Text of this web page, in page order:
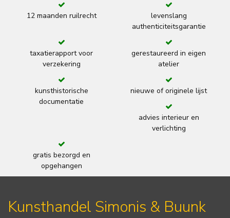
12 maanden ruilrecht
levenslang
authenticiteitsgarantie
taxatierapport voor
verzekering
gerestaureerd in eigen
atelier
kunsthistorische
documentatie
nieuwe of originele lijst
advies interieur en
verlichting
gratis bezorgd en
opgehangen
Kunsthandel Simonis & Buunk